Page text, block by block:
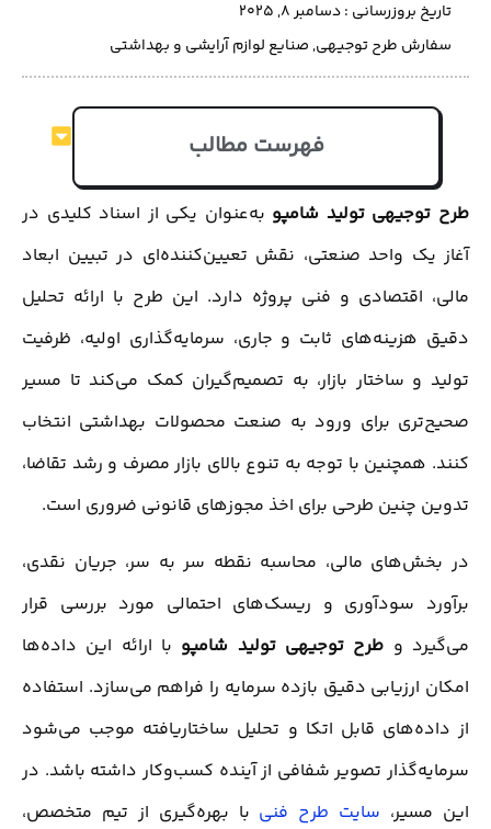
تاریخ بروزرسانی : دسامبر 8, 2025
سفارش طرح توجیهی,صنایع لوازم آرایشی و بهداشتی
فهرست مطالب
طرح توجیهی تولید شامپو به‌عنوان یکی از اسناد کلیدی در
آغاز یک واحد صنعتی، نقش تعیین‌کننده‌ای در تبیین ابعاد
مالی، اقتصادی و فنی پروژه دارد. این طرح با ارائه تحلیل
دقیق هزینه‌های ثابت و جاری، سرمایه‌گذاری اولیه، ظرفیت
تولید و ساختار بازار، به تصمیم‌گیران کمک می‌کند تا مسیر
صحیح‌تری برای ورود به صنعت محصولات بهداشتی انتخاب
کنند. همچنین با توجه به تنوع بالای بازار مصرف و رشد تقاضا،
تدوین چنین طرحی برای اخذ مجوزهای قانونی ضروری است.
در بخش‌های مالی، محاسبه نقطه سر به سر، جریان نقدی،
برآورد سودآوری و ریسک‌های احتمالی مورد بررسی قرار
می‌گیرد و طرح توجیهی تولید شامپو با ارائه این داده‌ها
امکان ارزیابی دقیق بازده سرمایه را فراهم می‌سازد. استفاده
از داده‌های قابل اتکا و تحلیل ساختاریافته موجب می‌شود
سرمایه‌گذار تصویر شفافی از آینده کسب‌وکار داشته باشد. در
این مسیر، سایت طرح فنی با بهره‌گیری از تیم متخصص،